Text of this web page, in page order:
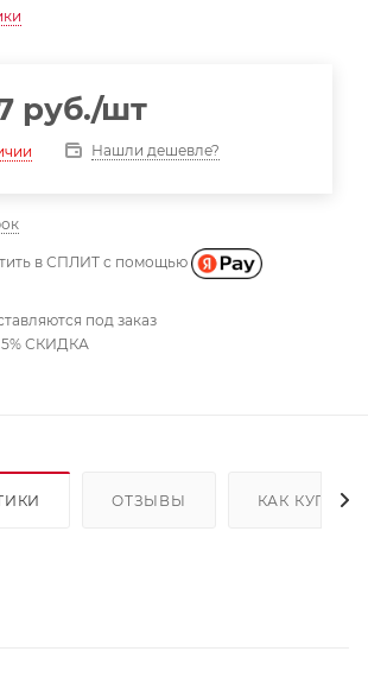
руб./шт
Нашли дешевле?
в СПЛИТ с помощью
под заказ
5% СКИДКА
ОТЗЫВЫ КАК КУПИТЬ